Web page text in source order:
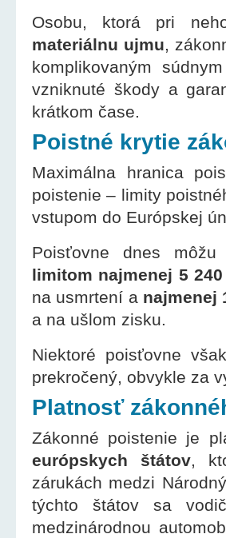
Osobu, ktorá pri
materiálnu ujmu,
komplikovaným
vzniknuté škody a
krátkom čase.
Poistné krytie
Maximálna hranica
poistenie – limity
vstupom do Európskej
Poisťovne dnes
limitom najmenej 5 240
na usmrtení a najmenej
a na ušlom zisku.
Niektoré poisťovne
prekročený, obvykle za
Platnosť
Zákonné poistenie je
európskych štátov,
zárukách medzi
týchto štátov sa
medzinárodnou